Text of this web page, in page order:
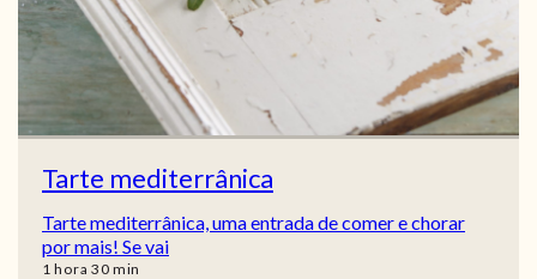
Tarte mediterrânica
Tarte mediterrânica, uma entrada de comer e chorar
por mais! Se vai
1 hora
hora 30min
min